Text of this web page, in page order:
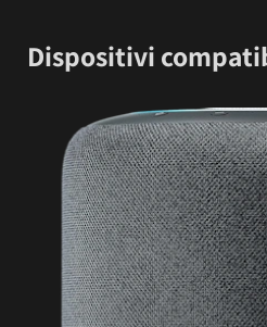
Dispositivi